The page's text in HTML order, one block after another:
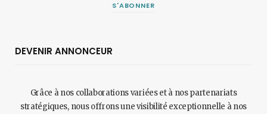
S'ABONNER
DEVENIR ANNONCEUR
Grâce à nos collaborations variées et à nos partenariats
stratégiques, nous offrons une visibilité exceptionnelle à nos